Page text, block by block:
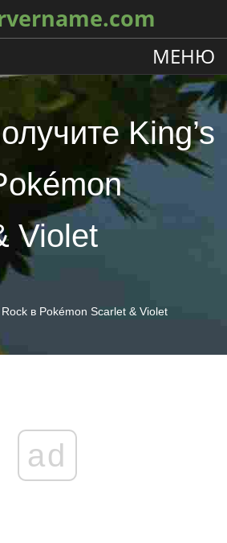
МЕНЮ
King’s
Violet
Rock в Pokémon Scarlet & Violet
ad